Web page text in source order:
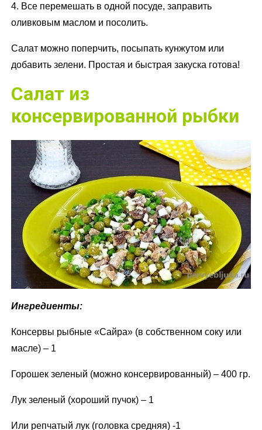
4. Все перемешать в одной посуде, заправить
оливковым маслом и посолить.
Салат можно поперчить, посыпать кунжутом или
добавить зелени. Простая и быстрая закуска готова!
Салат из
консервированной рыбки
Ингредиенты:
Консервы рыбные «Сайра» (в собственном соку или
масле) – 1
Горошек зеленый (можно консервированный) – 400 гр.
Лук зеленый (хороший пучок) – 1
Или репчатый лук (головка средняя) -1